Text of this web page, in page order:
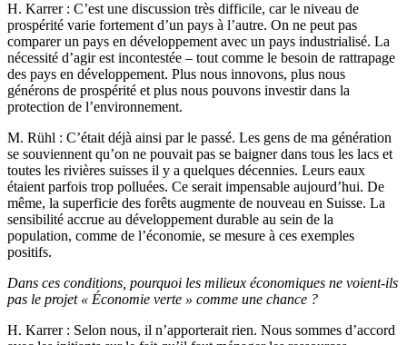
H. Karrer: C’est une discussion très difficile, car le niveau de
prospérité varie fortement d’un pays à l’autre. On ne peut pas
comparer un pays en développement avec un pays industrialisé. La
nécessité d’agir est incontestée – tout comme le besoin de rattrapage
des pays en développement. Plus nous innovons, plus nous
générons de prospérité et plus nous pouvons investir dans la
protection de l’environnement.
M. Rühl : C’était déjà ainsi par le passé. Les gens de ma génération
se souviennent qu’on ne pouvait pas se baigner dans tous les lacs et
toutes les rivières suisses il y a quelques décennies. Leurs eaux
étaient parfois trop polluées. Ce serait impensable aujourd’hui. De
même, la superficie des forêts augmente de nouveau en Suisse. La
sensibilité accrue au développement durable au sein de la
population, comme de l’économie, se mesure à ces exemples
positifs.
Dans ces conditions, pourquoi les milieux économiques ne voient-ils
pas le projet « Économie verte » comme une chance ?
H. Karrer: Selon nous, il n’apporterait rien. Nous sommes d’accord